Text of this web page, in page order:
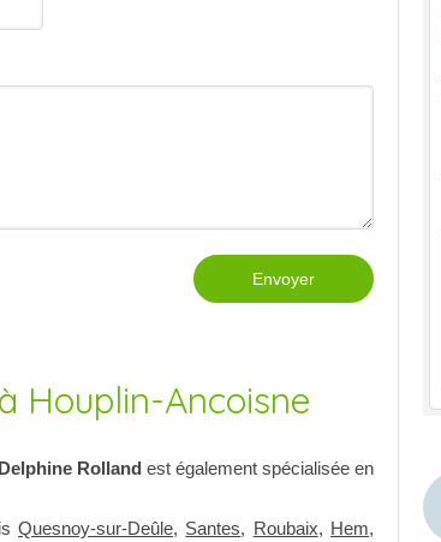
Envoyer
Houplin-Ancoisne
Delphine Rolland est également spécialisée en
Quesnoy-sur-Deûle, Santes, Roubaix, Hem,